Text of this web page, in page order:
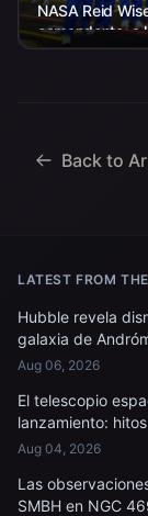
NASA Reid
comandante; a
izquierda,
Hansen,
Back to
LATEST FROM
Hubble revela
galaxia de
Aug 06, 2026
El telescopio
lanzamiento:
Aug 04, 2026
Las
SMBH en NGC